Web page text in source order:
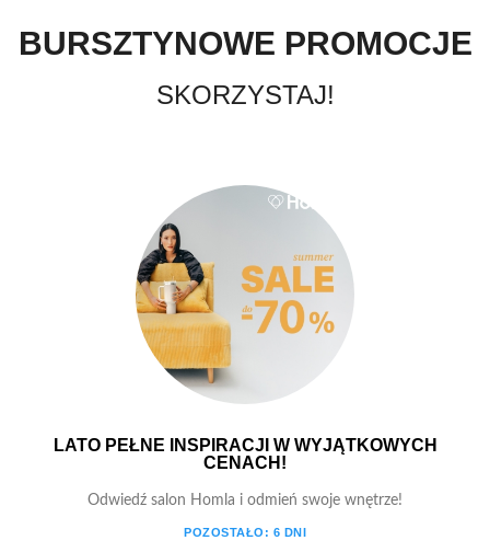
BURSZTYNOWE PROMOCJE
SKORZYSTAJ!
LATO PEŁNE INSPIRACJI W WYJĄTKOWYCH
CENACH!
Odwiedź salon Homla i odmień swoje wnętrze!
POZOSTAŁO: 6 DNI